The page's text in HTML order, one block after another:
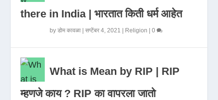
there in India | भारतात किती धर्म आहेत
byडोम कावळा |सप्टेंबर 4, 2021 Religion |0
What is Mean by RIP | RIP
म्हणजे काय ? RIP का वापरला जातो